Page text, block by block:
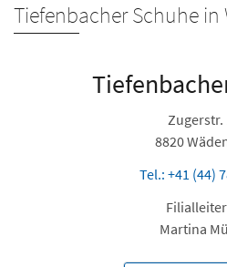
Tiefenbacher Schuhe in
Zugerstr.
8820
Tel.: +41 (44)
Martina